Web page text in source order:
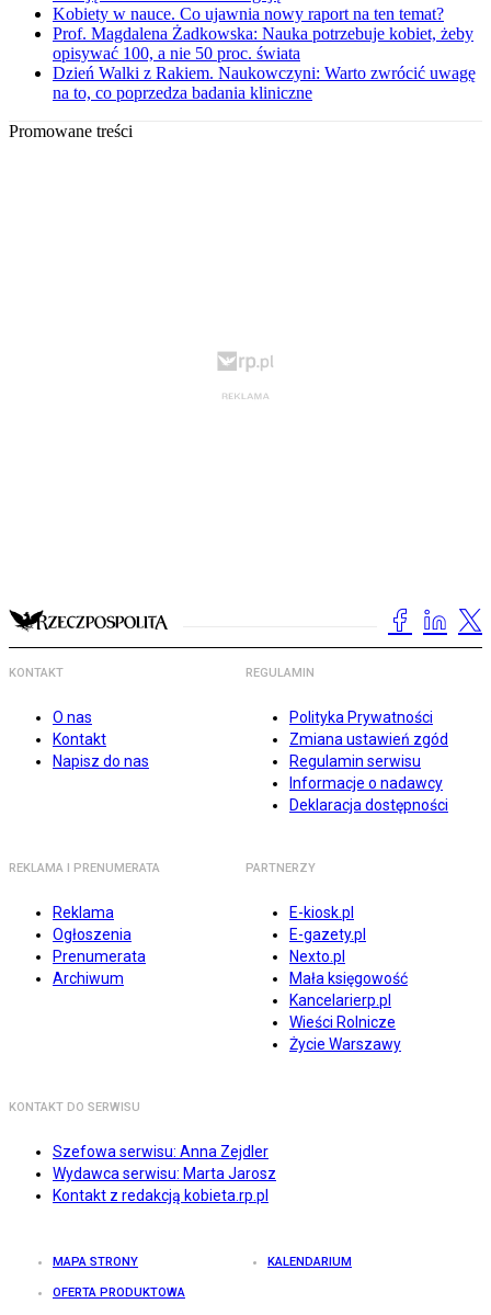
Kobiety w nauce. Co ujawnia nowy raport na ten temat?
Prof. Magdalena Żadkowska: Nauka potrzebuje kobiet, żeby
opisywać 100, a nie 50 proc. świata
Dzień Walki z Rakiem. Naukowczyni: Warto zwrócić uwagę
na to, co poprzedza badania kliniczne
Promowane treści
KONTAKT
O nas
Kontakt
Napisz do nas
REGULAMIN
Polityka Prywatności
Zmiana ustawień zgód
Regulamin serwisu
Informacje o nadawcy
Deklaracja dostępności
REKLAMA I PRENUMERATA
Reklama
Ogłoszenia
Prenumerata
Archiwum
PARTNERZY
E-kiosk.pl
E-gazety.pl
Nexto.pl
Mała księgowość
Kancelarierp.pl
Wieści Rolnicze
Życie Warszawy
KONTAKT DO SERWISU
Szefowa serwisu: Anna Zejdler
Wydawca serwisu: Marta Jarosz
Kontakt z redakcją kobieta.rp.pl
MAPA STRONY KALENDARIUM
OFERTA PRODUKTOWA